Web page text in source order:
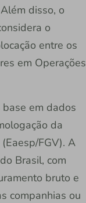
disso, o
o
entre os
em Operações
em dados
da
FGV). A
Brasil, com
bruto e
companhias ou